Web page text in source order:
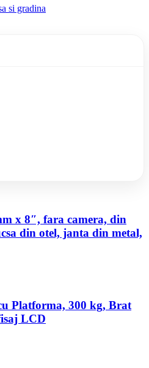
si gradina
x 8″, fara camera, din
din otel, janta din metal,
Platforma, 300 kg, Brat
LCD